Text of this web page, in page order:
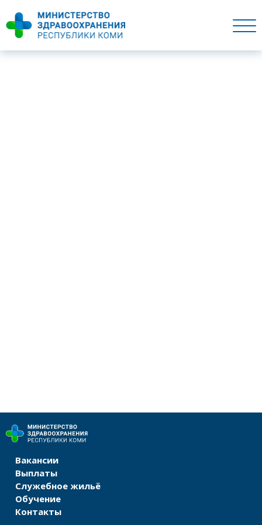
Вакансии
Выплаты
Служебное жильё
Обучение
Контакты